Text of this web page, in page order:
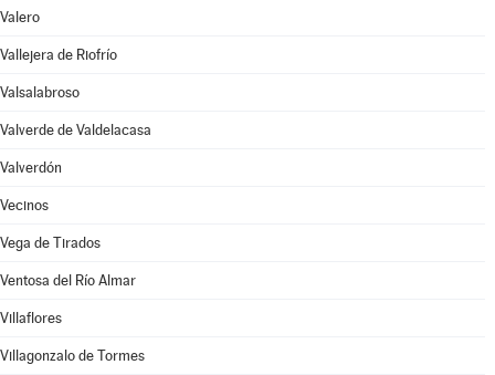
Valero
Vallejera de Riofrío
Valsalabroso
Valverde de Valdelacasa
Valverdón
Vecinos
Vega de Tirados
Ventosa del Río Almar
Villaflores
Villagonzalo de Tormes